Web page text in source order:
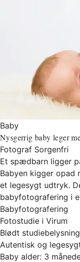
Baby
Nysgerrig baby leger
Fotograf Sorgenfri
Et spædbarn ligger
Babyen kigger opad
et legesygt udtryk.
babyfotografering i
Babyfotografering
Fotostudie i Virum
Blødt studiebelysning
Autentisk og
Baby alder: 3